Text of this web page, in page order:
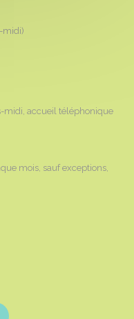
midi)
midi, accueil téléphonique
mois, sauf exceptions,